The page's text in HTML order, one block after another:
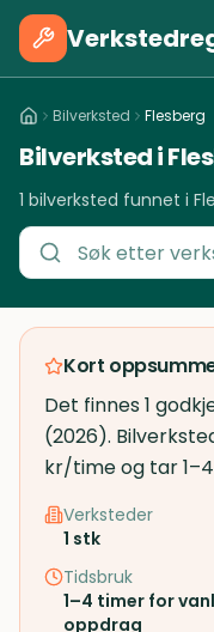
Bilverksted Flesberg
Bilverksted i
1 bilverksted funnet i
Kort
Det finnes 1
(2026).
kr/time og tar
Verksteder
1 stk
Tidsbruk
1–4 timer for
oppdrag